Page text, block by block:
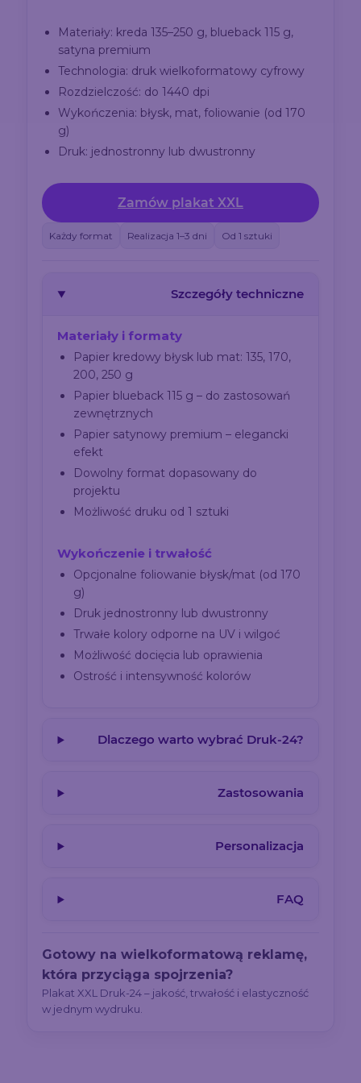
Materiały: kreda 135–250 g, blueback 115 g,
satyna premium
Technologia: druk wielkoformatowy cyfrowy
Rozdzielczość: do 1440 dpi
Wykończenia: błysk, mat, foliowanie (od 170
g)
Druk: jednostronny lub dwustronny
Zamów plakat XXL
Każdy format Realizacja 1–3 dni Od 1 sztuki
Szczegóły techniczne
Materiały i formaty
Papier kredowy błysk lub mat: 135, 170,
200, 250 g
Papier blueback 115 g – do zastosowań
zewnętrznych
Papier satynowy premium – elegancki
efekt
Dowolny format dopasowany do
projektu
Możliwość druku od 1 sztuki
Wykończenie i trwałość
Opcjonalne foliowanie błysk/mat (od 170
g)
Druk jednostronny lub dwustronny
Trwałe kolory odporne na UV i wilgoć
Możliwość docięcia lub oprawienia
Ostrość i intensywność kolorów
Dlaczego warto wybrać Druk-24?
Zastosowania
Personalizacja
FAQ
Gotowy na wielkoformatową reklamę,
która przyciąga spojrzenia?
Plakat XXL Druk-24 – jakość, trwałość i elastyczność
w jednym wydruku.